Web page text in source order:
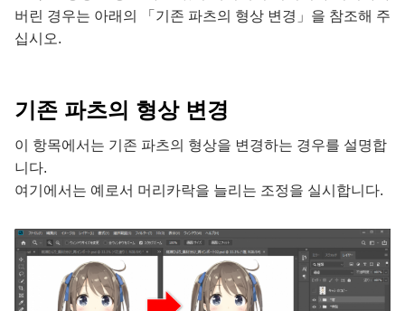
버린 경우는 아래의 「기존 파츠의 형상 변경」을 참조해 주
십시오.
기존 파츠의 형상 변경
이 항목에서는 기존 파츠의 형상을 변경하는 경우를 설명합
니다.
여기에서는 예로서 머리카락을 늘리는 조정을 실시합니다.